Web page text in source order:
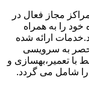
مجاز فعال در
را به همراه
ارائه شده
به سرویسی
با تعمیر،بهسازی و
شامل می گردد.